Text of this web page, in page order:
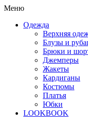
Меню
Одежда
Верхняя
Блузы и
Брюки и
Джемперы
Жакеты
Кардиганы
Костюмы
Платья
Юбки
LOOKBOOK